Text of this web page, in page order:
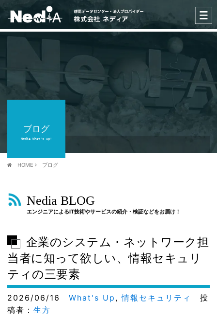
ブログ
Nedia What's up!
HOME ブログ
Nedia BLOG
エンジニアによるIT技術やサービスの紹介・検証などをお届け！
企業のシステム・ネットワーク担
当者に知って欲しい、情報セキュリ
ティの三要素
2026/06/16 What's Up ,情報セキュリティ
投
稿者： 生方